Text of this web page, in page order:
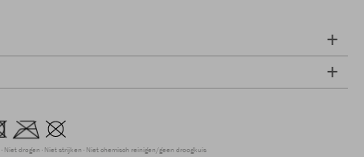
Niet drogen Niet strijken Niet chemisch reinigen/geen droogkuis